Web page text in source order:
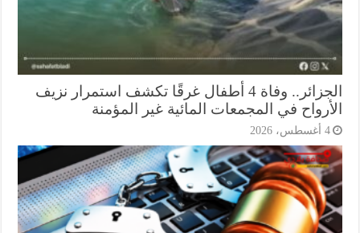
الجزائر.. وفاة 4 أطفال غرقًا تكشف استمرار نزيف
في المجمعات المائية غير المؤمنة